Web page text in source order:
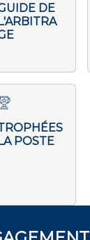
DE
POSTE